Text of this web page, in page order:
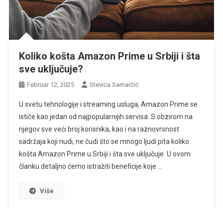
Koliko košta Amazon Prime u Srbiji i šta
sve uključuje?
Februar 12, 2025 Stevica Samarčić
U svetu tehnologije i streaming usluga, Amazon Prime se
ističe kao jedan od najpopularnijih servisa. S obzirom na
njegov sve veći broj korisnika, kao i na raznovrsnost
sadržaja koji nudi, ne čudi što se mnogo ljudi pita koliko
košta Amazon Prime u Srbiji i šta sve uključuje. U ovom
članku detaljno ćemo istražiti beneficije koje …
Više